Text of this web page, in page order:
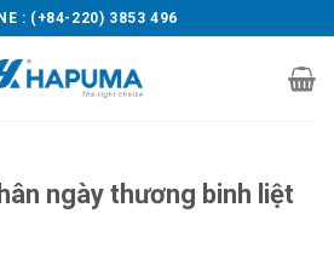
: (+84-220) 3853 496
ngày thương binh liệt